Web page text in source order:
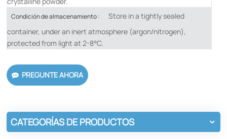
Condición de almacenamiento :
Store in a tightly sealed
container, under an inert atmosphere (argon/nitrogen),
protected from light at 2-8°C.
PREGUNTE AHORA
CATEGORÍAS DE PRODUCTOS